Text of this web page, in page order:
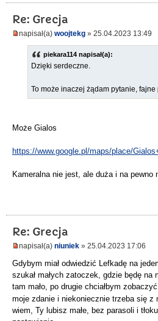
Re: Grecja
napisał(a) woojtekg » 25.04.2023 13:49
piekara114 napisał(a):
Dzięki serdeczne.
To może inaczej żądam pytanie,
Może Gialos
https://www.google.pl/maps/place/
Kameralna nie jest, ale duża i na
Re: Grecja
napisał(a) niuniek » 25.04.2023 17:06
Gdybym miał odwiedzić Lefkadę na
szukał małych zatoczek, gdzie będę na
tam mało, po drugie chciałbym
moje zdanie i niekoniecznie trzeba się z
wiem, Ty lubisz małe, bez parasoli i